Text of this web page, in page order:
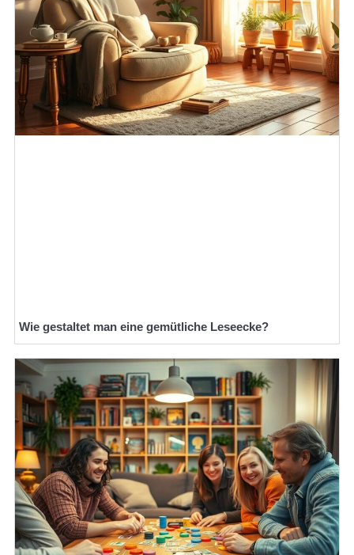
Wie gestaltet man eine gemütliche Leseecke?